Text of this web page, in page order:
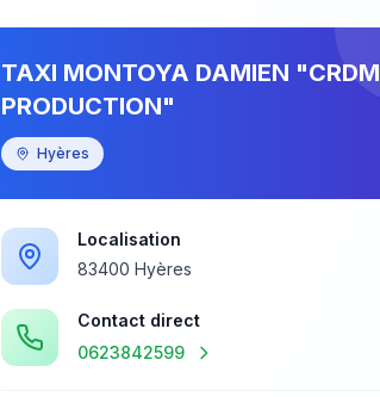
TAXI MONTOYA DAMIEN "CRDM
PRODUCTION"
Hyères
Localisation
83400 Hyères
Contact direct
0623842599